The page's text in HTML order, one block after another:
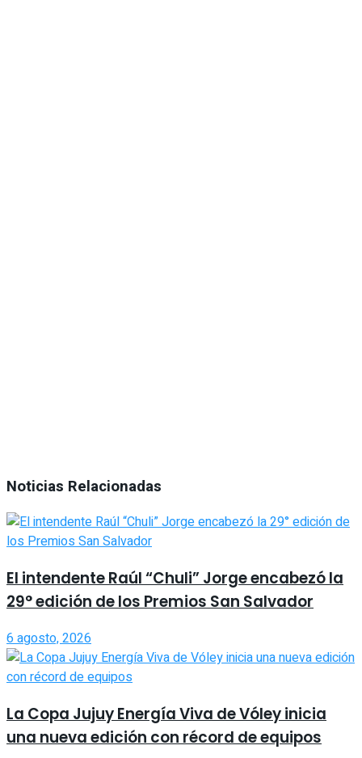
Noticias Relacionadas
El intendente Raúl “Chuli” Jorge encabezó la
29° edición de los Premios San Salvador
6 agosto, 2026
La Copa Jujuy Energía Viva de Vóley inicia
una nueva edición con récord de equipos